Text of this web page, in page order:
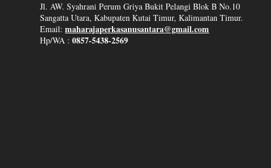
Jl. AW. Syahrani Perum Griya Bukit Pelangi Blok B No.10
Sangatta Utara, Kabupaten Kutai Timur, Kalimantan Timur.
Email:maharajaperkasanusantara@gmail.com
Hp/WA :0857-5438-2569